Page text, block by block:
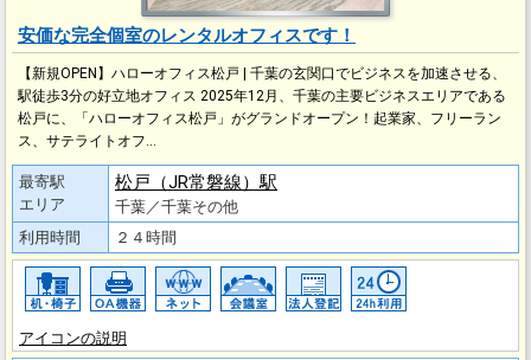
安価な完全個室のレンタルオフィスです！
【新規OPEN】ハローオフィス松戸 | 千葉の玄関口でビジネスを加速させる、
駅徒歩3分の好立地オフィス 2025年12月、千葉の主要ビジネスエリアである
松戸に、「ハローオフィス松戸」がグランドオープン！起業家、フリーラン
ス、サテライトオフ…
最寄駅
エリア
松戸（JR常磐線）駅
千葉／千葉その他
利用時間
２４時間
アイコンの説明